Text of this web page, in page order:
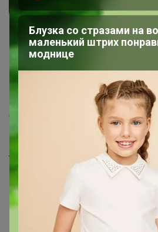
Как здесь все устроено?
Как сделать заказ?
Как получить?
Торговые марки
Наша команда
В наличии
Подарочные сертификаты
Блузка со стразами на
маленький штрих
моднице